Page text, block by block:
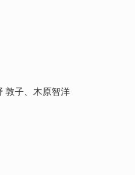
敦子、木原智洋